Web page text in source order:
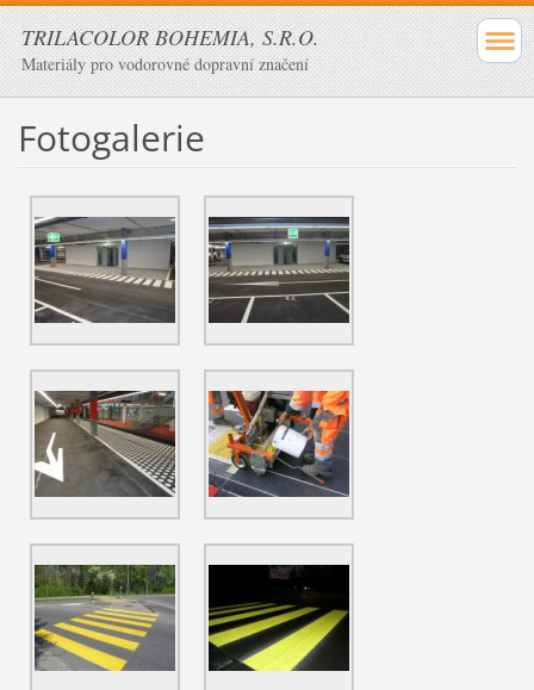
TRILACOLOR BOHEMIA, S.R.O.
Materiály pro vodorovné dopravní značení
Fotogalerie